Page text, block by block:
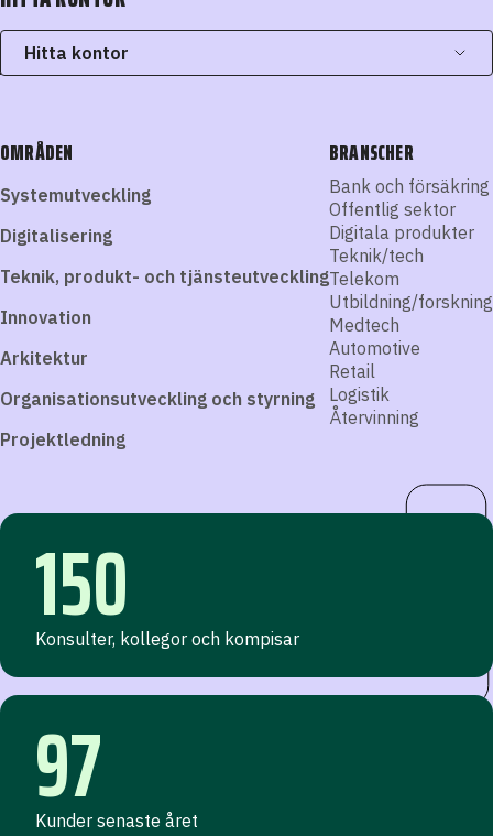
Hitta kontor
OMRÅDEN
Systemutveckling
Digitalisering
Teknik, produkt- och tjänsteutveckling
Innovation
Arkitektur
Organisationsutveckling och styrning
Projektledning
BRANSCHER
Bank och försäkring
Offentlig sektor
Digitala produkter
Teknik/tech
Telekom
Utbildning/forskning
Medtech
Automotive
Retail
Logistik
Återvinning
150
Konsulter, kollegor och kompisar
97
Kunder senaste året